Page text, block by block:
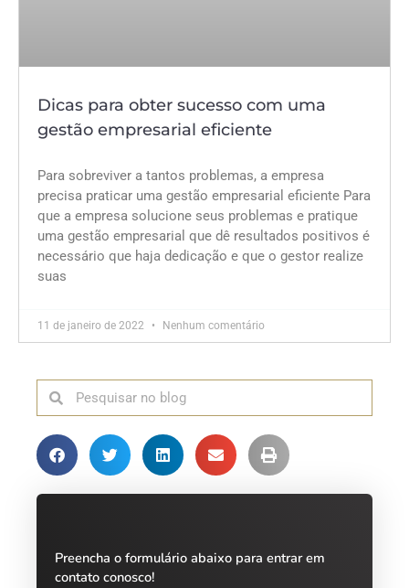
Dicas para obter sucesso com uma
gestão empresarial eficiente
Para sobreviver a tantos problemas, a empresa
precisa praticar uma gestão empresarial eficiente Para
que a empresa solucione seus problemas e pratique
uma gestão empresarial que dê resultados positivos é
necessário que haja dedicação e que o gestor realize
suas
11 de janeiro de 2022 Nenhum comentário
Preencha o formulário abaixo para entrar em
contato conosco!